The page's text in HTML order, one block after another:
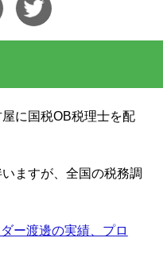
に国税OB税理士を配
ますが、全国の税務調
ー渡邊の実績、プロ